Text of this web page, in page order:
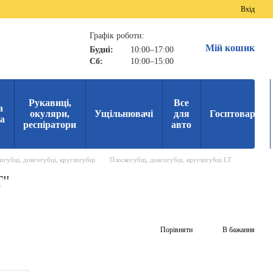
Вхід
Графік роботи:
Будні:
10:00–17:00
Сб:
10:00–15:00
Мій кошик
Рукавиці,
окуляри,
респіратори
Ущільнювачі
Все
для
авто
Госптовари
довгогубці, круглогубці Плоскогубці, довгогубці, круглогубці LT
Порівняти В бажання